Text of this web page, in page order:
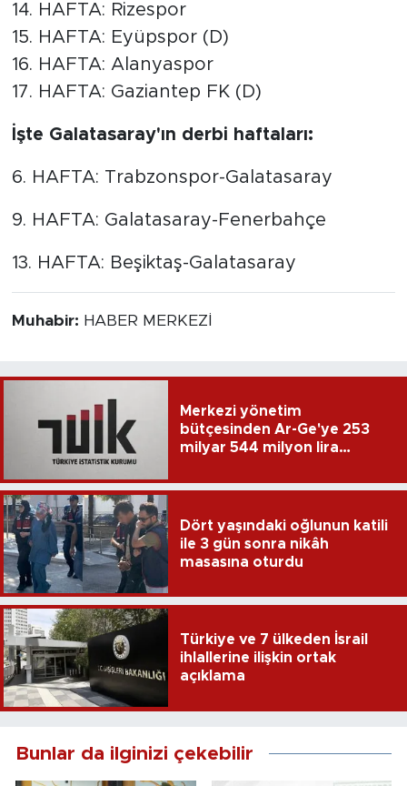
14. HAFTA: Rizespor
15. HAFTA: Eyüpspor (D)
16. HAFTA: Alanyaspor
17. HAFTA: Gaziantep FK (D)
İşte Galatasaray'ın derbi haftaları:
6. HAFTA: Trabzonspor-Galatasaray
9. HAFTA: Galatasaray-Fenerbahçe
13. HAFTA: Beşiktaş-Galatasaray
Muhabir: HABER MERKEZİ
Merkezi yönetim
bütçesinden Ar-Ge'ye 253
milyar 544 milyon lira
Dört yaşındaki oğlunun katili
ile 3 gün sonra nikâh
masasına oturdu
Türkiye ve 7 ülkeden İsrail
ihlallerine ilişkin ortak
açıklama
Bunlar da ilginizi çekebilir